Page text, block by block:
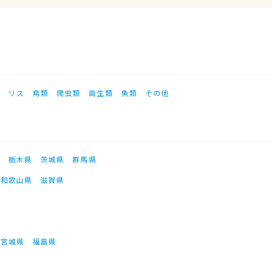
リス 鳥類 爬虫類 両生類 魚類 その他
栃木県 茨城県
群馬県
和歌山県
滋賀県
宮城県
福島県